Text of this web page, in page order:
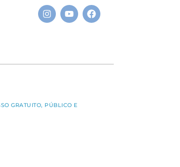
GRATUITO, PÚBLICO E